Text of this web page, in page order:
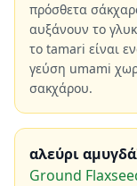
πρόσθετα
αυξάνουν το
το tamari είναι
γεύση umami
σακχάρου.
αλεύρι
Ground